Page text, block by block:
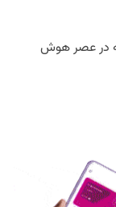
که در عصر هوش